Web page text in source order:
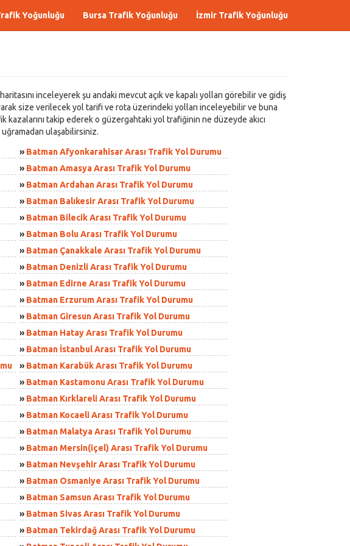
Yoğunluğu Bursa Trafik Yoğunluğu İzmir Trafik Yoğunluğu
inceleyerek şu andaki mevcut açık ve kapalı yolları görebilir ve gidiş
size verilecek yol tarifi ve rota üzerindeki yolları inceleyebilir ve buna
takip ederek o güzergahtaki yol trafiğinin ne düzeyde akıcı
ulaşabilirsiniz.
» Batman Afyonkarahisar Arası Trafik Yol Durumu
» Batman Amasya Arası Trafik Yol Durumu
» Batman Ardahan Arası Trafik Yol Durumu
» Batman Balıkesir Arası Trafik Yol Durumu
» Batman Bilecik Arası Trafik Yol Durumu
» Batman Bolu Arası Trafik Yol Durumu
» Batman Çanakkale Arası Trafik Yol Durumu
» Batman Denizli Arası Trafik Yol Durumu
» Batman Edirne Arası Trafik Yol Durumu
» Batman Erzurum Arası Trafik Yol Durumu
» Batman Giresun Arası Trafik Yol Durumu
» Batman Hatay Arası Trafik Yol Durumu
» Batman İstanbul Arası Trafik Yol Durumu
» Batman Karabük Arası Trafik Yol Durumu
» Batman Kastamonu Arası Trafik Yol Durumu
» Batman Kırklareli Arası Trafik Yol Durumu
» Batman Kocaeli Arası Trafik Yol Durumu
» Batman Malatya Arası Trafik Yol Durumu
» Batman Mersin(içel) Arası Trafik Yol Durumu
» Batman Nevşehir Arası Trafik Yol Durumu
» Batman Osmaniye Arası Trafik Yol Durumu
» Batman Samsun Arası Trafik Yol Durumu
» Batman Sivas Arası Trafik Yol Durumu
» Batman Tekirdağ Arası Trafik Yol Durumu